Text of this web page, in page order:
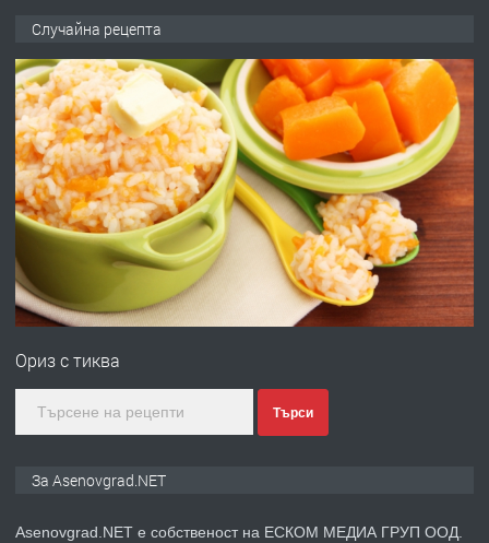
преди 10 месеца
ПРЕДЛАГА
Професионална броячна машина -
със сертификат от ЕЦБ
преди 1 година
ПРЕДЛАГА
Професионална зеленчукорезачка
Случайна рецепта
Ориз с тиква
Търси
За Asenovgrad.NET
Asenovgrad.NET е собственост на ЕСКОМ МЕДИА ГРУП ООД.